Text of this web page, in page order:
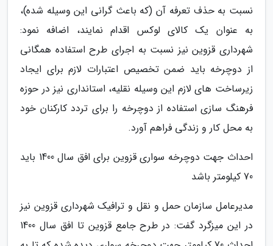
نسبت به حذف تعرفه آن (که باعث گرانی این وسیله شده)،
به عنوان یک کالای لوکس اقدام نمایند، اضافه نمود:
شهرداری قزوین نیز نسبت به اجرای طرح استفاده همگانی
از دوچرخه باید ضمن تخصیص اعتبارات لازم برای ایجاد
زیرساخت های لازم این وسیله نقلیه، استانداری نیز در حوزه
فرهنگ سازی استفاده از دوچرخه را برای تردد کارکنان خود
به محل کار و زندگی فراهم آورد.
احداث جهت دوچرخه سواری قزوین برای افق سال 1400 باید
70 کیلومتر باشد
مدیرعامل سازمان حمل و نقل و ترافیک شهرداری قزوین نیز
در این میزگرد گفت: در طرح جامع قزوین تا افق سال 1400